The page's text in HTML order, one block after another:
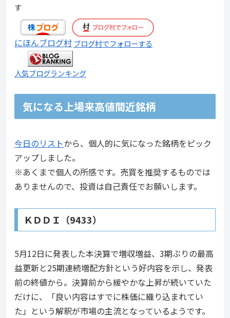
す
にほんブログ村ブログ村でフォローする
人気ブログランキング
気になる上場来高値間近銘柄
今日のリストから、個人的に気になった銘柄をピック
アップしました。
※あくまで個人の所感です。売買を推奨するものでは
ありませんので、投資は自己責任でお願いします。
ＫＤＤＩ（9433）
5月12日に発表した本決算で増収増益、3期ぶりの最高
益更新と25期連続増配方針という好内容を示し、発表
前の終値から。決算前から緩やかな上昇が続いていた
だけに、「良い内容はすでに株価に織り込まれてい
た」という解釈が市場の主流となっているようです。